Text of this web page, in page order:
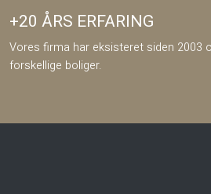
+20 ÅRS ERFARING
Vores firma har eksisteret siden 2003
forskellige boliger.